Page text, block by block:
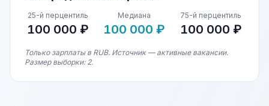
25-й перцентиль
100 000 ₽
Медиана
100 000 ₽
75-й перцентиль
100 000 ₽
Только зарплаты в RUB. Источник — активные вакансии.
Размер выборки: 2.